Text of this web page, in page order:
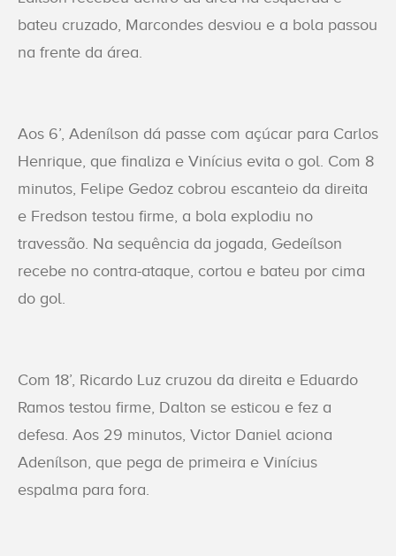
bateu cruzado, Marcondes desviou e a bola passou
na frente da área.
Aos 6’, Adenílson dá passe com açúcar para Carlos
Henrique, que finaliza e Vinícius evita o gol. Com 8
minutos, Felipe Gedoz cobrou escanteio da direita
e Fredson testou firme, a bola explodiu no
travessão. Na sequência da jogada, Gedeílson
recebe no contra-ataque, cortou e bateu por cima
do gol.
Com 18’, Ricardo Luz cruzou da direita e Eduardo
Ramos testou firme, Dalton se esticou e fez a
defesa. Aos 29 minutos, Victor Daniel aciona
Adenílson, que pega de primeira e Vinícius
espalma para fora.